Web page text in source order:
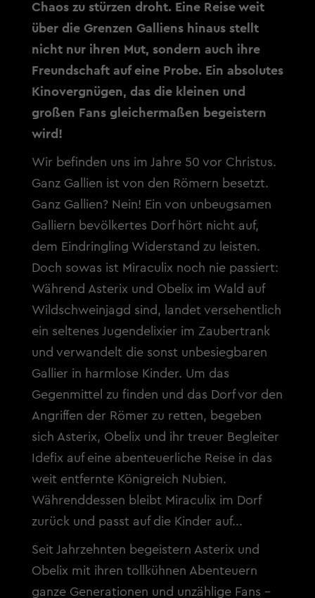
Chaos zu stürzen droht. Eine Reise weit
über die Grenzen Galliens hinaus stellt
nicht nur ihren Mut, sondern auch ihre
Freundschaft auf eine Probe. Ein absolutes
Kinovergnügen, das die kleinen und
großen Fans gleichermaßen begeistern
wird!
Wir befinden uns im Jahre 50 vor Christus.
Ganz Gallien ist von den Römern besetzt.
Ganz Gallien? Nein! Ein von unbeugsamen
Galliern bevölkertes Dorf hört nicht auf,
dem Eindringling Widerstand zu leisten.
Doch sowas ist Miraculix noch nie passiert:
Während Asterix und Obelix im Wald auf
Wildschweinjagd sind, landet versehentlich
ein seltenes Jugendelixier im Zaubertrank
und verwandelt die sonst unbesiegbaren
Gallier in harmlose Kinder. Um das
Gegenmittel zu finden und das Dorf vor den
Angriffen der Römer zu retten, begeben
sich Asterix, Obelix und ihr treuer Begleiter
Idefix auf eine abenteuerliche Reise in das
weit entfernte Königreich Nubien.
Währenddessen bleibt Miraculix im Dorf
zurück und passt auf die Kinder auf...
Seit Jahrzehnten begeistern Asterix und
Obelix mit ihren tollkühnen Abenteuern
ganze Generationen und unzählige Fans -